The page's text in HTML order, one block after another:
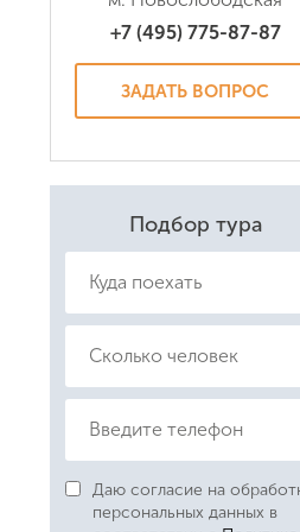
+7 (495) 775-87-87
ЗАДАТЬ ВОПРОС
Подбор тура
Даю согласие на
персональных данных в